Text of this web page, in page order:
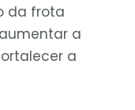
da frota
a
a